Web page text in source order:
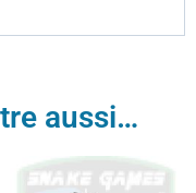
aussi…